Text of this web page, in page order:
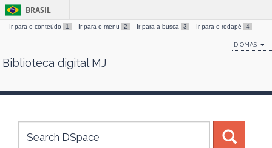
Skip
BRASIL
Ir para o conteúdo 1 Ir para o menu 2 Ir para a busca 3 Ir para o rodapé 4
IDIOMAS
Biblioteca digital MJ